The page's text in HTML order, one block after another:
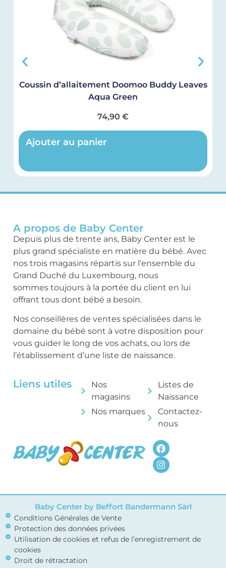
Coussin d’allaitement Doomoo Buddy Leaves
Aqua Green
74,90 €
Ajouter au panier
A propos de Baby Center
Depuis plus de trente ans, Baby Center est le
plus grand spécialiste en matière du bébé. Avec
nos trois magasins répartis sur l’ensemble du
Grand Duché du Luxembourg, nous
sommes toujours à la portée du client en lui
offrant tous dont bébé a besoin.
Nos conseillères de ventes spécialisées dans le
domaine du bébé sont à votre disposition pour
vous guider le long de vos achats, ou lors de
l’établissement d’une liste de naissance.
Liens utiles
Nos
magasins
Nos marques
Listes de
Naissance
Contactez-
nous
Baby Center by Beffort Bandermann Sàrl
Conditions Générales de Vente
Protection des données privées
Utilisation de cookies et refus de l’enregistrement de
cookies
Droit de rétractation